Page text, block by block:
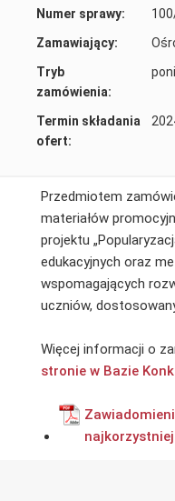
Numer sprawy:
Zamawiający:
Tryb
zamówienia:
Termin składania
ofert:
Przedmiotem
materiałów
projektu
edukacyjnych oraz
wspomagających
uczniów,
Więcej informacji o
stronie w Bazie